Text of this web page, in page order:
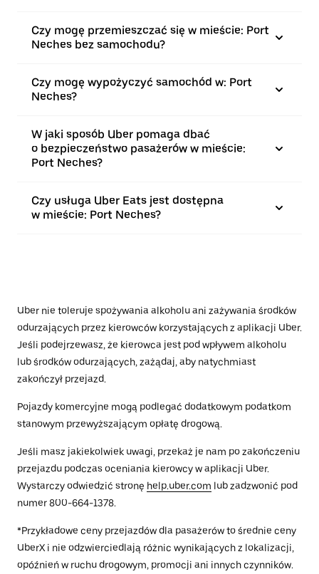
Czy mogę przemieszczać się w mieście: Port
Neches bez samochodu?
Czy mogę wypożyczyć samochód w: Port
Neches?
W jaki sposób Uber pomaga dbać
o bezpieczeństwo pasażerów w mieście:
Port Neches?
Czy usługa Uber Eats jest dostępna
w mieście: Port Neches?
Uber nie toleruje spożywania alkoholu ani zażywania środków
odurzających przez kierowców korzystających z aplikacji Uber.
Jeśli podejrzewasz, że kierowca jest pod wpływem alkoholu
lub środków odurzających, zażądaj, aby natychmiast
zakończył przejazd.
Pojazdy komercyjne mogą podlegać dodatkowym podatkom
stanowym przewyższającym opłatę drogową.
Jeśli masz jakiekolwiek uwagi, przekaż je nam po zakończeniu
przejazdu podczas oceniania kierowcy w aplikacji Uber.
Wystarczy odwiedzić stronę help.uber.com lub zadzwonić pod
numer 800-664-1378.
*Przykładowe ceny przejazdów dla pasażerów to średnie ceny
UberX i nie odzwierciedlają różnic wynikających z lokalizacji,
opóźnień w ruchu drogowym, promocji ani innych czynników.